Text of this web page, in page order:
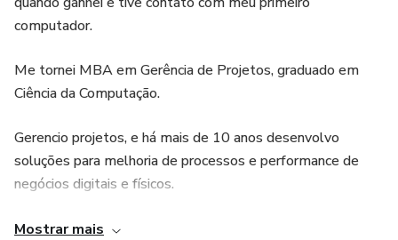
computador.
Me tornei MBA em Gerência de Projetos, graduado em
Ciência da Computação.
Gerencio projetos, e há mais de 10 anos desenvolvo
soluções para melhoria de processos e performance de
negócios digitais e físicos.
Possuo soluções próprias de forma prática e ao mesmo
Mostrar mais